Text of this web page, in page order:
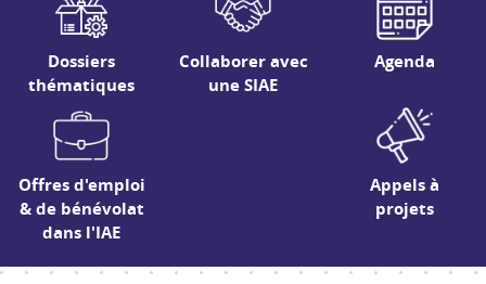
Dossiers
thématiques
Collaborer avec
une SIAE
Agenda
Offres d'emploi
& de bénévolat
dans l'IAE
Appels à
projets